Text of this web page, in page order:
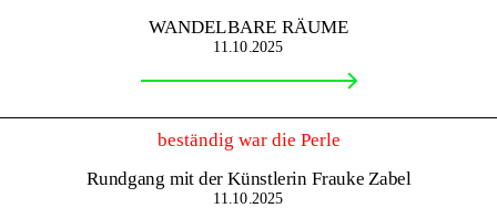
WANDELBARE RÄUME
11.10.2025
beständig war die Perle
Rundgang mit der Künstlerin Frauke Zabel
11.10.2025